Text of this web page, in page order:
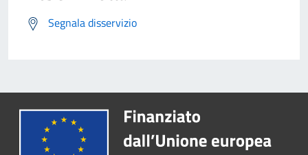
Segnala disservizio